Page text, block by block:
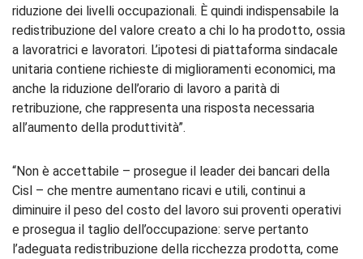
riduzione dei livelli occupazionali. È quindi indispensabile la
redistribuzione del valore creato a chi lo ha prodotto, ossia
a lavoratrici e lavoratori. L’ipotesi di piattaforma sindacale
unitaria contiene richieste di miglioramenti economici, ma
anche la riduzione dell’orario di lavoro a parità di
retribuzione, che rappresenta una risposta necessaria
all’aumento della produttività”.
“Non è accettabile – prosegue il leader dei bancari della
Cisl – che mentre aumentano ricavi e utili, continui a
diminuire il peso del costo del lavoro sui proventi operativi
e prosegua il taglio dell’occupazione: serve pertanto
l’adeguata redistribuzione della ricchezza prodotta, come